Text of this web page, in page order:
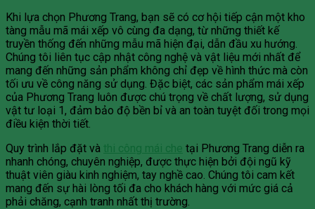
Khi lựa chọn Phương Trang, bạn sẽ có cơ hội tiếp cận một kho
tàng mẫu mã mái xếp vô cùng đa dạng, từ những thiết kế
truyền thống đến những mẫu mã hiện đại, dẫn đầu xu hướng.
Chúng tôi liên tục cập nhật công nghệ và vật liệu mới nhất để
mang đến những sản phẩm không chỉ đẹp về hình thức mà còn
tối ưu về công năng sử dụng. Đặc biệt, các sản phẩm mái xếp
của Phương Trang luôn được chú trọng về chất lượng, sử dụng
vật tư loại 1, đảm bảo độ bền bỉ và an toàn tuyệt đối trong mọi
điều kiện thời tiết.
Quy trình lắp đặt và thi công mái che tại Phương Trang diễn ra
nhanh chóng, chuyên nghiệp, được thực hiện bởi đội ngũ kỹ
thuật viên giàu kinh nghiệm, tay nghề cao. Chúng tôi cam kết
mang đến sự hài lòng tối đa cho khách hàng với mức giá cả
phải chăng, cạnh tranh nhất thị trường.